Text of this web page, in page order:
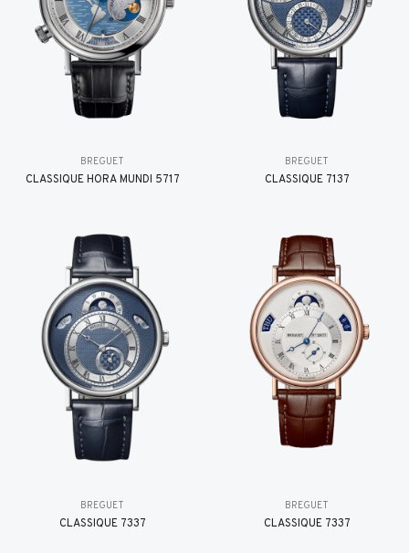
BREGUET
CLASSIQUE HORA MUNDI 5717
BREGUET
CLASSIQUE 7137
BREGUET
CLASSIQUE 7337
BREGUET
CLASSIQUE 7337